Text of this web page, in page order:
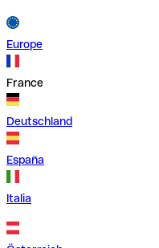
Europe
France
Deutschland
España
Italia